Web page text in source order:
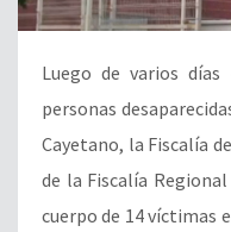
Luego de varios días
personas
Cayetano, la Fiscalía
de la Fiscalía
cuerpo de 14 víctimas